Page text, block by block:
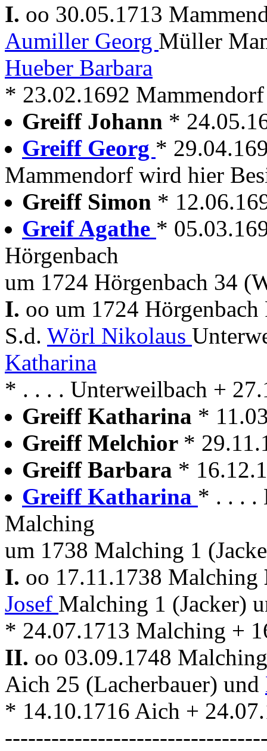
I. oo 30.05.1713
Aumiller Georg Müller
Hueber Barbara
* 23.02.1692
Greiff Johann *
Greiff Georg *
Mammendorf wird hier
Greiff Simon *
Greif Agathe *
Hörgenbach
um 1724 Hörgenbach 34
I. oo um 1724
S.d. Wörl Nikolaus
Katharina
* . . . . Unterweilbach +
Greiff Katharina *
Greiff Melchior *
Greiff Barbara *
Greiff Katharina * . . . .
Malching
um 1738 Malching 1
I. oo 17.11.1738 Malching
Josef Malching 1 (Jacker)
* 24.07.1713 Malching +
II. oo 03.09.1748
Aich 25 (Lacherbauer) und
* 14.10.1716 Aich +